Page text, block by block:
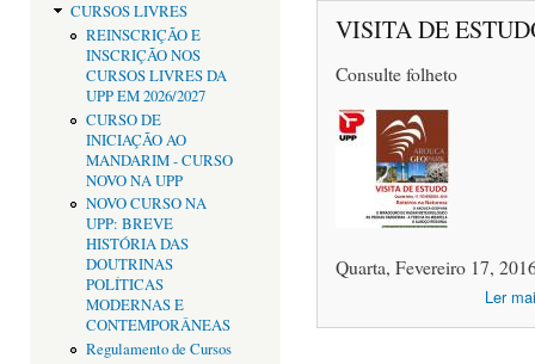
CURSOS LIVRES
REINSCRIÇÃO E
INSCRIÇÃO NOS
CURSOS LIVRES DA
UPP EM 2026/2027
CURSO DE
INICIAÇÃO AO
MANDARIM - CURSO
NOVO NA UPP
NOVO CURSO NA
UPP: BREVE
HISTÓRIA DAS
DOUTRINAS
POLÍTICAS
MODERNAS E
CONTEMPORÂNEAS
Regulamento de Cursos
VISITA DE
Consulte folheto
Quarta, Fevereiro 17,
Ler